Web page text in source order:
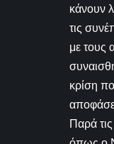
κάνουν
τις
με τους
κρίση
Παρά